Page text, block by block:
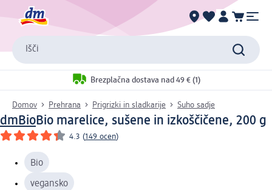
Išči
Brezplačna dostava nad 49 € (1)
Domov Prehrana Prigrizki in sladkarije Suho sadje
dmBioBio marelice, sušene in izkoščičene, 200 g
4.3 (149 ocen)
Bio
vegansko